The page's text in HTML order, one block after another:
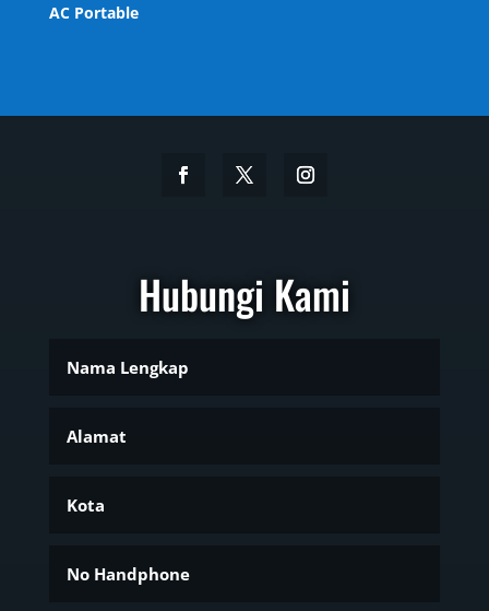
AC Portable
Hubungi Kami